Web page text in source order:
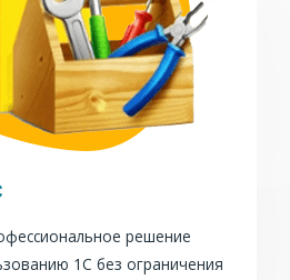
решение
1С без ограничения